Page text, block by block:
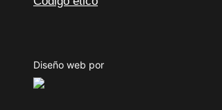
Diseño web por